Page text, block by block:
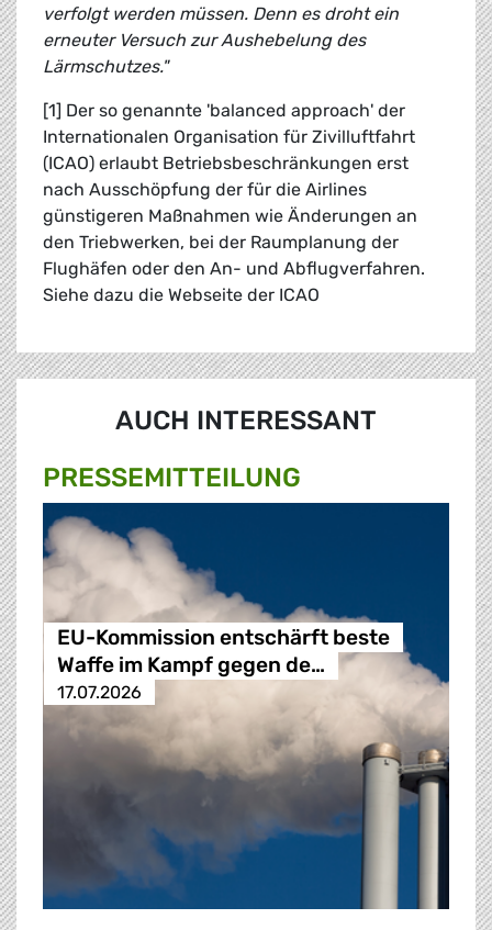
verfolgt werden müssen. Denn es droht ein
erneuter Versuch zur Aushebelung des
Lärmschutzes."
[1] Der so genannte 'balanced approach' der
Internationalen Organisation für Zivilluftfahrt
(ICAO) erlaubt Betriebsbeschränkungen erst
nach Ausschöpfung der für die Airlines
günstigeren Maßnahmen wie Änderungen an
den Triebwerken, bei der Raumplanung der
Flughäfen oder den An- und Abflugverfahren.
Siehe dazu die Webseite der ICAO
AUCH INTERESSANT
PRESSE­MITTEILUNG
EU-Kommission entschärft beste
Waffe im Kampf gegen de…
17.07.2026